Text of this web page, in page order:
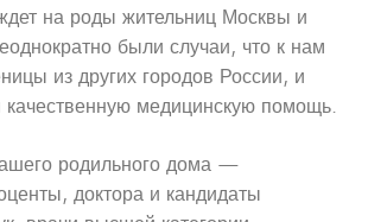
на роды жительниц Москвы и
были случаи, что к нам
из других городов России, и
качественную медицинскую помощь.
родильного дома —
доктора и кандидаты